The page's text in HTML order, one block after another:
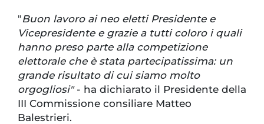
"Buon lavoro ai neo eletti Presidente e
Vicepresidente e grazie a tutti coloro i quali
hanno preso parte alla competizione
elettorale che è stata partecipatissima: un
grande risultato di cui siamo molto
orgogliosi" - ha dichiarato il Presidente della
III Commissione consiliare Matteo
Balestrieri.